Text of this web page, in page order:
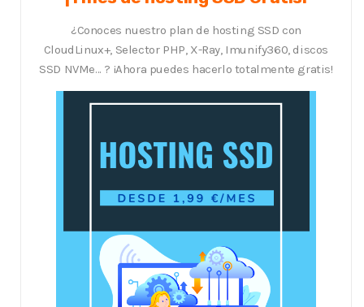
¿Conoces nuestro plan de hosting SSD con
CloudLinux+, Selector PHP, X-Ray, Imunify360, discos
SSD NVMe... ? ¡Ahora puedes hacerlo totalmente gratis!